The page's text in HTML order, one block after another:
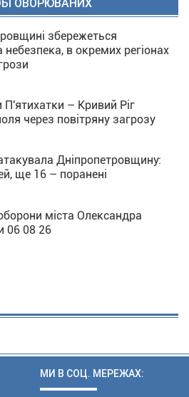
збережеться
в окремих регіонах
П'ятихатки – Кривий Ріг
через повітряну загрозу
Дніпропетровщину:
ще 16 – поранені
міста Олександра
06 08 26
МИ В СОЦ. МЕРЕЖАХ: